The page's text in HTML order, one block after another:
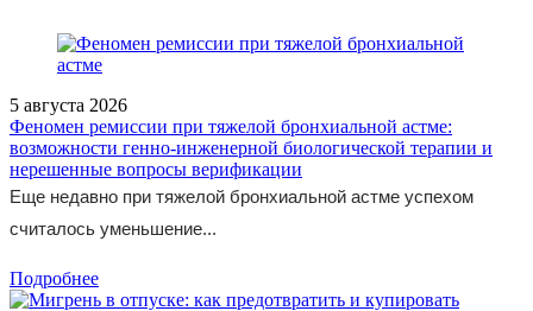
5 августа 2026
Феномен ремиссии при тяжелой бронхиальной астме:
возможности генно-инженерной биологической терапии и
нерешенные вопросы верификации
Еще недавно при тяжелой бронхиальной астме успехом
считалось уменьшение...
Подробнее